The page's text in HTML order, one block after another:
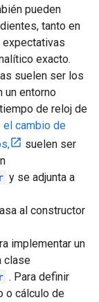
pueden
tanto en
expectativas
exacto.
suelen ser los
un entorno
de reloj de
el cambio de
suelen ser
y se adjunta a
al constructor
implementar un
clase
. Para definir
o cálculo de